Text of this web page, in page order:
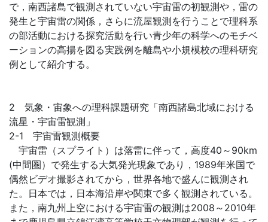
で，南西諸島で観測されていない宇宙雷の初観測や，雷の
発生と宇宙雷の関係，さらに流屋観測を行うことで理科系
の部活動における探究活動を行い青少年の科学へのモチベ
ーションの高揚を図る実践例を離島や小規模校の理科研究
例として紹介する。
2 気象・宙象への理科課題研究「南西諸島北域における
流星・宇宙雷観測」
2-1 宇宙雷観測概要
宇宙雷（スプライト）は落雷に伴って，高度40～90km
(中間圏）で発生する大気発光現象であり，1989年米国で
偶然ビデオ撮影されてから，世界各地で盛んに観測され
た。日本では，日本海沿岸や関東で多く観測されている。
また，南九州上空における宇宙雷の観測は2008～2010年